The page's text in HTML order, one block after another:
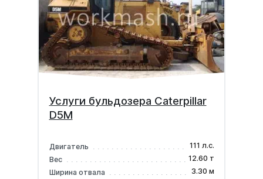
Услуги бульдозера Caterpillar
D5M
Двигатель
111 л.с.
Вес
12.60 т
Ширина отвала
3.30 м